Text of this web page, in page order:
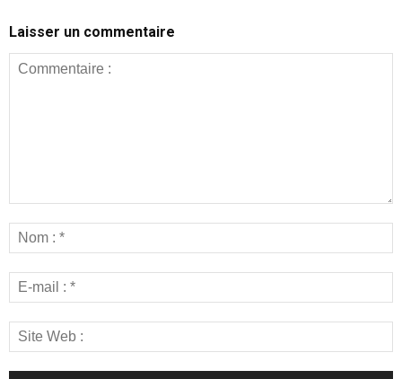
Laisser un commentaire